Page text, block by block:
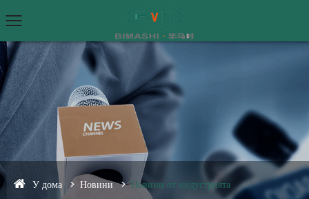
У дома Новини Новини от индустрията